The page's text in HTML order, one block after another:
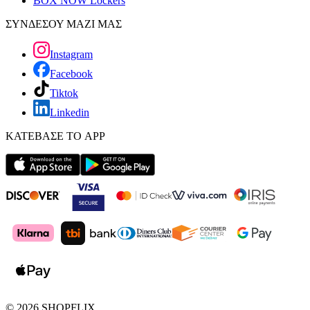
ΣΥΝΔΕΣΟΥ ΜΑΖΙ ΜΑΣ
Instagram
Facebook
Tiktok
Linkedin
ΚΑΤΕΒΑΣΕ ΤΟ APP